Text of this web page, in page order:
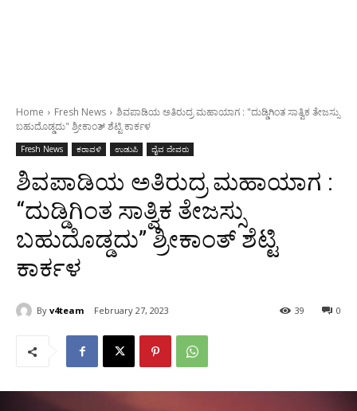
Home Fresh News
ಶಿವಪಾಡಿಯ ಅತಿರುದ್ರ ಮಹಾಯಾಗ : "ದುಡ್ಡಿಗಿಂತ ಸಾತ್ವಿಕ ತೇಜಸ್ಸು
ಬಹುದೊಡ್ಡದು" ಶ್ರೀಕಾಂತ್ ಶೆಟ್ಟಿ ಕಾರ್ಕಳ
Fresh News ಕರಾವಳಿ ಉಡುಪಿ ದೈವ ದೇವರು
ಶಿವಪಾಡಿಯ ಅತಿರುದ್ರ ಮಹಾಯಾಗ :
“ದುಡ್ಡಿಗಿಂತ ಸಾತ್ವಿಕ ತೇಜಸ್ಸು
ಬಹುದೊಡ್ಡದು” ಶ್ರೀಕಾಂತ್ ಶೆಟ್ಟಿ
ಕಾರ್ಕಳ
By v4team February 27, 2023 0
39